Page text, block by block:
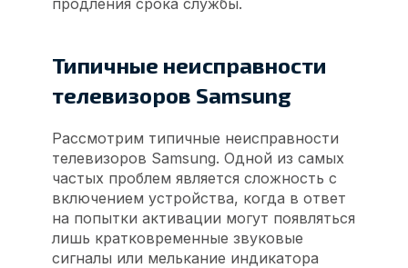
продления срока службы.
Типичные неисправности
телевизоров Samsung
Рассмотрим типичные неисправности
телевизоров Samsung. Одной из самых
частых проблем является сложность с
включением устройства, когда в ответ
на попытки активации могут появляться
лишь кратковременные звуковые
сигналы или мелькание индикатора